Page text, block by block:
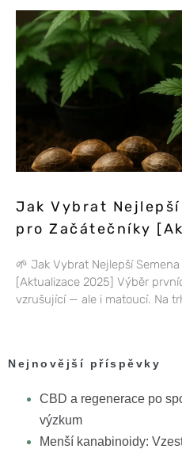
Jak Vybrat Nejlepší
pro Začátečníky
🌱 Jak Vybrat Nejlepší
[Aktualizace 2025] Výběr
vzrušující — ale i matoucí. Na
Nejnovější příspěvky
CBD a regenerace po
výzkum
Menší kanabinoidy: